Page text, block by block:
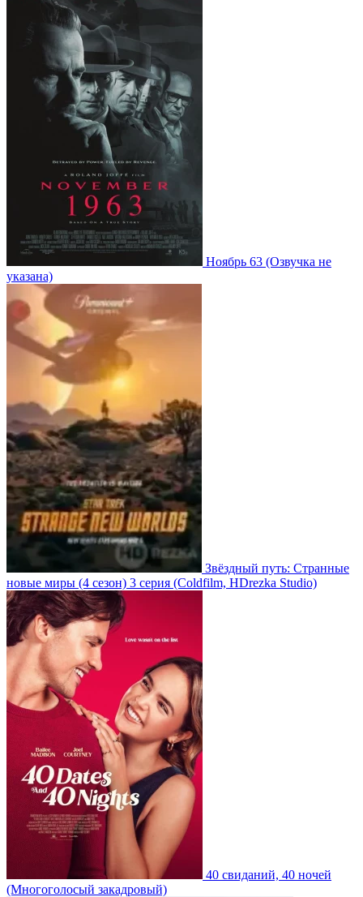
Ноябрь 63 (Озвучка не
указана)
Звёздный путь: Странные
новые миры (4 сезон) 3 серия (Coldfilm, HDrezka Studio)
40 свиданий, 40 ночей
(Многоголосый закадровый)